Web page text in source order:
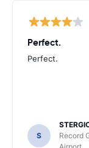
Perfect.
Perfect.
S
Record